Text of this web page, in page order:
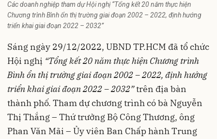
Các doanh nghiệp tham dự Hội nghị “Tổng kết 20 năm thực hiện
Chương trình Bình ổn thị trường giai đoạn 2002 – 2022, định hướng
triển khai giai đoạn 2022 – 2032”
Sáng ngày 29/12/2022, UBND TP.HCM đã tổ chức
Hội nghị “Tổng kết 20 năm thực hiện Chương trình
Bình ổn thị trường giai đoạn 2002 – 2022, định hướng
triển khai giai đoạn 2022 – 2032”trên địa bàn
thành phố. Tham dự chương trình có bà Nguyễn
Thị Thắng – Thứ trưởng Bộ Công Thương, ông
Phan Văn Mãi – Ủy viên Ban Chấp hành Trung